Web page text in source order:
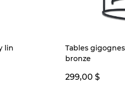
lin
Tables
bronze
299,00 $